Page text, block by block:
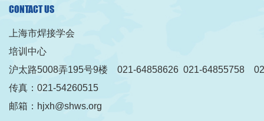
CONTACT US
上海市焊接学会
培训中心
沪太路5008弄195号9楼 021-64858626 021-64855758
传真：021-54260515
邮箱：hjxh@shws.org